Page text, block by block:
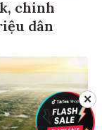
chinh
dân
✕